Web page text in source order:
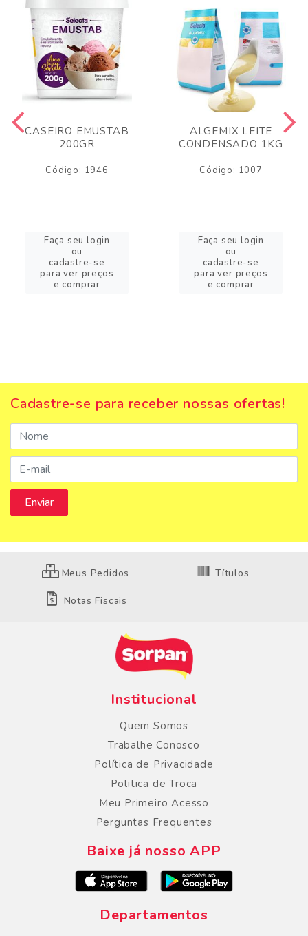
CASEIRO EMUSTAB
200GR
Código: 1946
Faça seu login
ou
cadastre-se
para ver preços
e comprar
ALGEMIX LEITE
CONDENSADO 1KG
Código: 1007
Faça seu login
ou
cadastre-se
para ver preços
e comprar
Cadastre-se para receber nossas ofertas!
Meus Pedidos Títulos
Notas Fiscais
Institucional
Quem Somos
Trabalhe Conosco
Política de Privacidade
Politica de Troca
Meu Primeiro Acesso
Perguntas Frequentes
Baixe já nosso APP
Departamentos